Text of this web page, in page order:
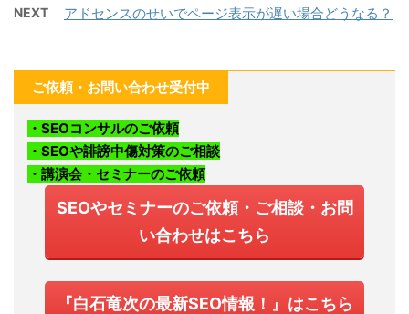
NEXT アドセンスのせいでページ表示が遅い場合どうなる？
ご依頼・お問い合わせ受付中
・SEOコンサルのご依頼
・SEOや誹謗中傷対策のご相談
・講演会・セミナーのご依頼
SEOやセミナーのご依頼・ご相談・お問
い合わせはこちら
『白石竜次の最新SEO情報！』はこちら